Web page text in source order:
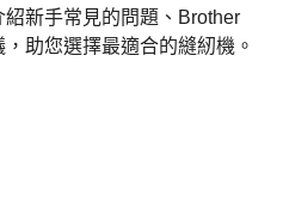
新手常見的問題、Brother
助您選擇最適合的縫紉機。